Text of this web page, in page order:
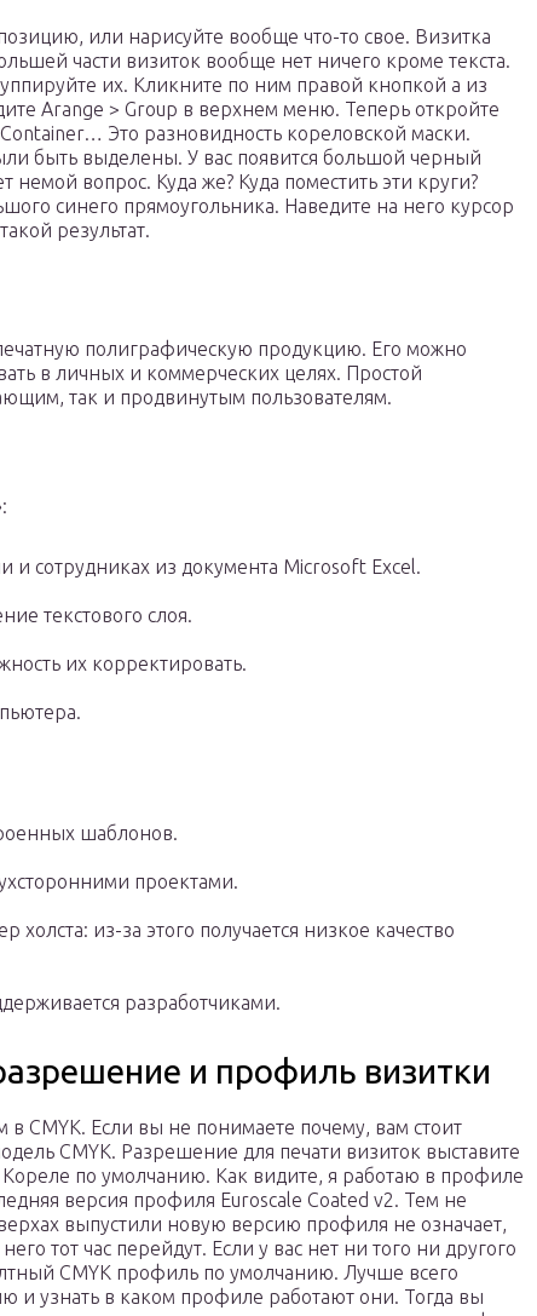
или нарисуйте вообще что-то свое. Визитка
части визиток вообще нет ничего кроме текста.
их. Кликните по ним правой кнопкой а из
Arange > Group в верхнем меню. Теперь откройте
Это разновидность кореловской маски.
быть выделены. У вас появится большой черный
немой вопрос. Куда же? Куда поместить эти круги?
синего прямоугольника. Наведите на него курсор
результат.
полиграфическую продукцию. Его можно
в личных и коммерческих целях. Простой
так и продвинутым пользователям.
:
и сотрудниках из документа Microsoft Excel.
текстового слоя.
их корректировать.
шаблонов.
проектами.
холста: из-за этого получается низкое качество
разработчиками.
и профиль визитки
CMYK. Если вы не понимаете почему, вам стоит
CMYK. Разрешение для печати визиток выставите
Кореле по умолчанию. Как видите, я работаю в профиле
версия профиля Euroscale Coated v2. Тем не
выпустили новую версию профиля не означает,
тот час перейдут. Если у вас нет ни того ни другого
CMYK профиль по умолчанию. Лучше всего
и узнать в каком профиле работают они. Тогда вы